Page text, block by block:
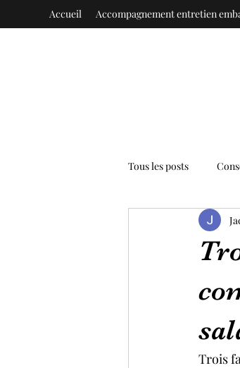
Accueil Accompagnement entretien
Tous les posts
Commercial
Trois